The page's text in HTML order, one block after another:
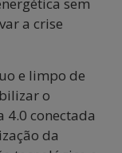
a crise
e limpo de
o
conectada
da